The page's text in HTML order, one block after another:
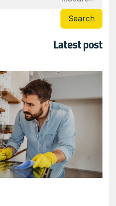
Search
Latest post